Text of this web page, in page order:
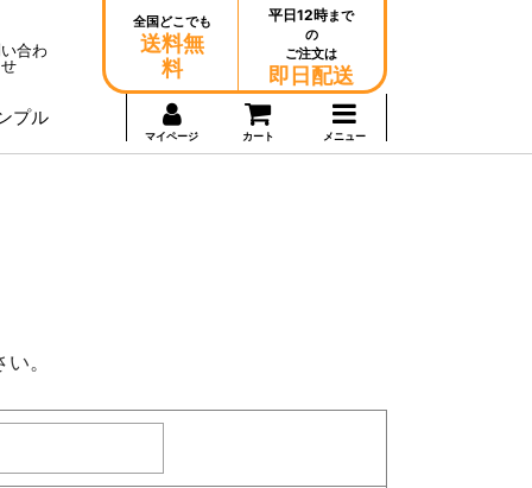
合わ
せ
全国どこでも
送料無
料
平日12時まで
の
ご注文は
即日配送
プル
マイページ カート メニュー
。